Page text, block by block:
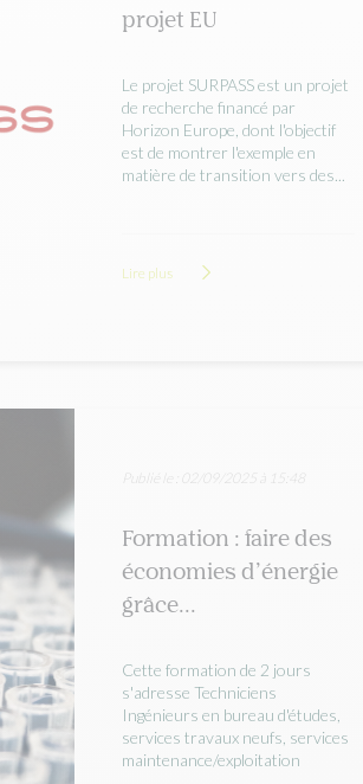
projet EU
Le projet SURPASS est un projet
de recherche financé par
Horizon Europe, dont l'objectif
est de montrer l'exemple en
matière de transition vers des...
Lire plus
Publié le : 02/09/2025 à 15:48
Formation : faire des
économies d’énergie
grâce...
Cette formation de 2 jours
s'adresse Techniciens
Ingénieurs en bureau d'études,
services travaux neufs, services
maintenance/exploitation